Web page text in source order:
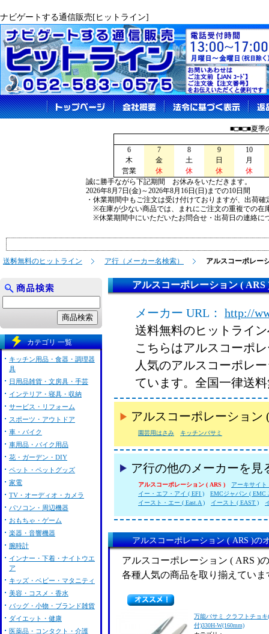
ナビゲートする通信販売[ヒットライン]
■□■□■夏季
6 7 8 9
10
木
金 土 日
月
営業
休 休 休
休
誠に勝手ながら下記期間 お休みをいただきます。
2026年8月7日(金)～2026年8月16日(日)までの10日間
・休業期間中もご注文は受け付けておりますが、出荷
※在庫が少ない商品では、まれにご注文の重複での在
※休業期間中にいただいたお問合せ・出荷日の連絡に
送料無料のヒットライン ア行（メーカー名検索） アルスコーポレー
アルスコーポレーション ( ARS
メーカー URL：
http://
送料無料のヒットライ
こちらはアルスコーポ
人気のアルスコーポレ
ています。全国一律送
アルスコーポレーション
園芸用はさみ キッチンバサミ
ア行の他のメーカーを見
アルスコーポレーション ( ARS )
アーキサイト
イー・エフ・アイ ( EFI )
EMCジャパン ( EMC
イースト・エー ( East.A )
イースト ( EAST )
アルスコーポレーション ( ARS )の
アルスコーポレーション ( ARS )
各種人気の商品を取り揃えていま
万能バサミ クラフトチョキ
付)330H-W(160mm)
カテゴリ 一覧
キッチン用品・食器・調理器
具
日用品雑貨・文房具・手芸
インテリア・寝具・収納
サービス・リフォーム
スポーツ・アウトドア
車・バイク
車用品・バイク用品
花・ガーデン・DIY
ペット・ペットグッズ
家電
TV・オーディオ・カメラ
パソコン・周辺機器
おもちゃ・ゲーム
楽器・音響機器
腕時計
インナー・下着・ナイトウエ
ア
キッズ・ベビー・マタニティ
美容・コスメ・香水
バッグ・小物・ブランド雑貨
ダイエット・健康
医薬品・コンタクト・介護